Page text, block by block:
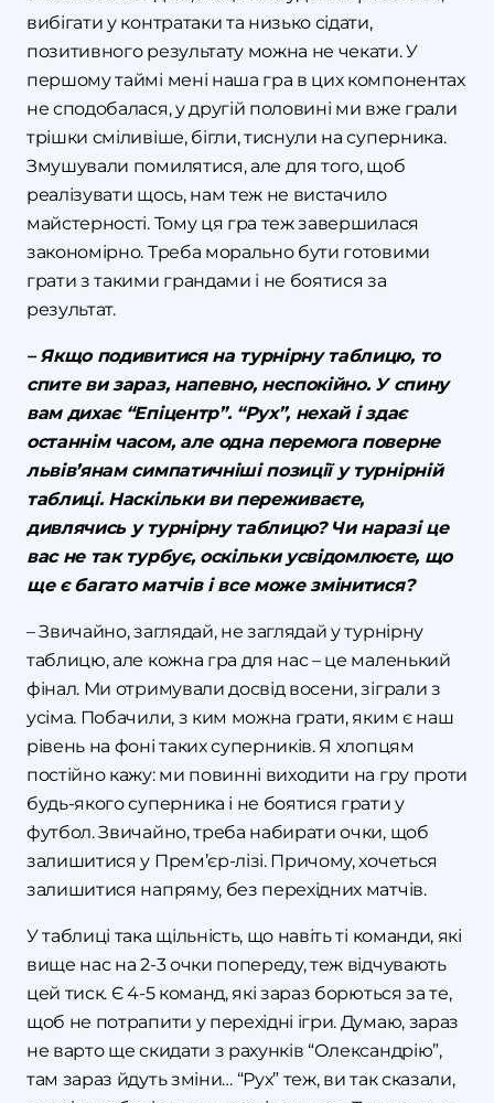
вибігати у контратаки та низько сідати,
позитивного результату можна не чекати. У
першому таймі мені наша гра в цих компонентах
не сподобалася, у другій половині ми вже грали
трішки сміливіше, бігли, тиснули на суперника.
Змушували помилятися, але для того, щоб
реалізувати щось, нам теж не вистачило
майстерності. Тому ця гра теж завершилася
закономірно. Треба морально бути готовими
грати з такими грандами і не боятися за
результат.
– Якщо подивитися на турнірну таблицю, то
спите ви зараз, напевно, неспокійно. У спину
вам дихає “Епіцентр”. “Рух”, нехай і здає
останнім часом, але одна перемога поверне
львів’янам симпатичніші позиції у турнірній
таблиці. Наскільки ви переживаєте,
дивлячись у турнірну таблицю? Чи наразі це
вас не так турбує, оскільки усвідомлюєте, що
ще є багато матчів і все може змінитися?
– Звичайно, заглядай, не заглядай у турнірну
таблицю, але кожна гра для нас – це маленький
фінал. Ми отримували досвід восени, зіграли з
усіма. Побачили, з ким можна грати, яким є наш
рівень на фоні таких суперників. Я хлопцям
постійно кажу: ми повинні виходити на гру проти
будь-якого суперника і не боятися грати у
футбол. Звичайно, треба набирати очки, щоб
залишитися у Прем’єр-лізі. Причому, хочеться
залишитися напряму, без перехідних матчів.
У таблиці така щільність, що навіть ті команди, які
вище нас на 2-3 очки попереду, теж відчувають
цей тиск. Є 4-5 команд, які зараз борються за те,
щоб не потрапити у перехідні ігри. Думаю, зараз
не варто ще скидати з рахунків “Олександрію”,
там зараз йдуть зміни… “Рух” теж, ви так сказали,